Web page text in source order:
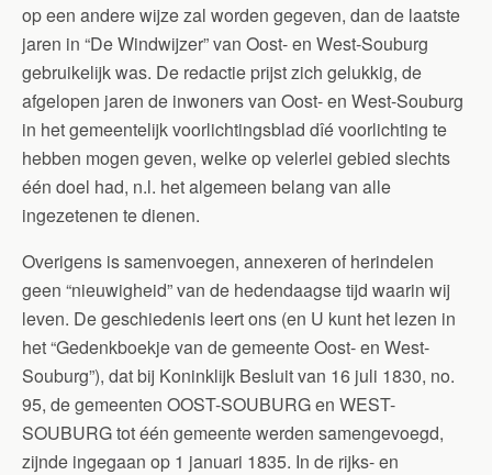
op een andere wijze zal worden gegeven, dan de laatste
jaren in “De Windwijzer” van Oost- en West-Souburg
gebruikelijk was. De redactie prijst zich gelukkig, de
afgelopen jaren de inwoners van Oost- en West-Souburg
in het gemeentelijk voorlichtingsblad dîé voorlichting te
hebben mogen geven, welke op velerlei gebied slechts
één doel had, n.l. het algemeen belang van alle
ingezetenen te dienen.
Overigens is samenvoegen, annexeren of herindelen
geen “nieuwigheid” van de hedendaagse tijd waarin wij
leven. De geschiedenis leert ons (en U kunt het lezen in
het “Gedenkboekje van de gemeente Oost- en West-
Souburg”), dat bij Koninklijk Besluit van 16 juli 1830, no.
95, de gemeenten OOST-SOUBURG en WEST-
SOUBURG tot één gemeente werden samengevoegd,
zijnde ingegaan op 1 januari 1835. In de rijks- en